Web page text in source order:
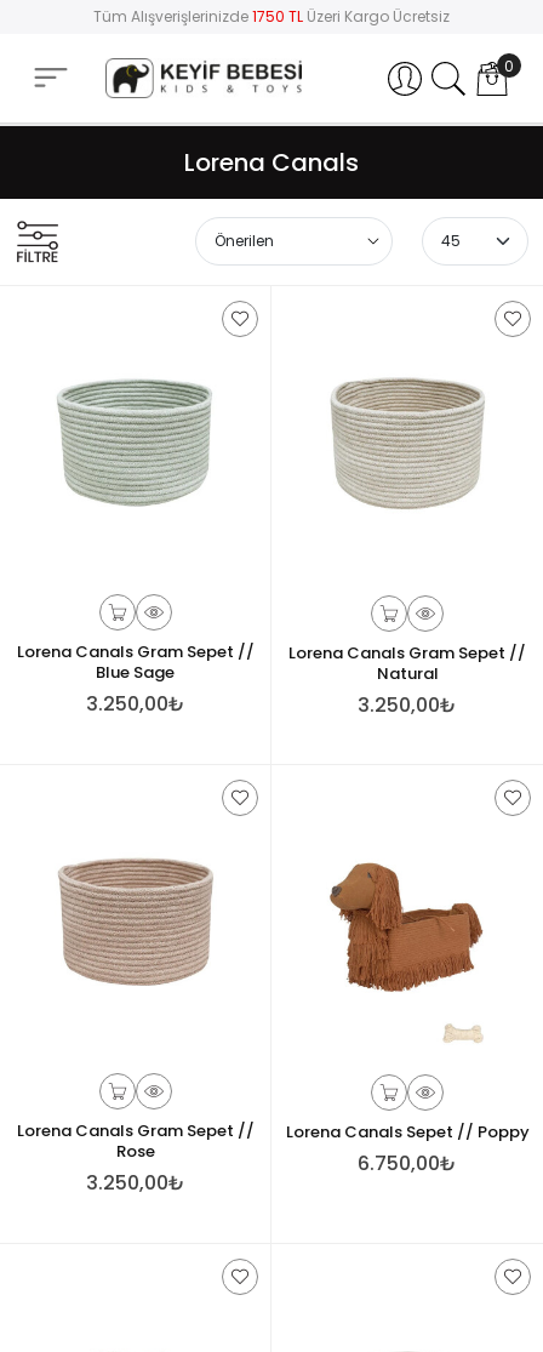
Tüm Alışverişlerinizde1750 TL Üzeri Kargo Ücretsiz
Hesabım 0
Lorena Canals
Lorena Canals Gram Sepet //
Blue Sage
3.250,00₺
Lorena Canals Gram Sepet //
Natural
3.250,00₺
Lorena Canals Gram Sepet //
Rose
3.250,00₺
Lorena Canals Sepet // Poppy
6.750,00₺